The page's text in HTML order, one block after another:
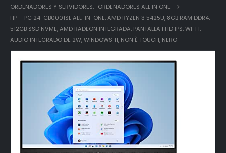
ORDENADORES Y SERVIDORES, ORDENADORES ALL IN ONE
HP – PC 24-CB0001SL ALL-IN-ONE, AMD RYZEN 3 5425U, 8GB RAM DDR4,
512GB SSD NVME, AMD RADEON INTEGRADA, PANTALLA FHD IPS, WI-FI,
AUDIO INTEGRADO DE 2W, WINDOWS 11, NON È TOUCH, NERO